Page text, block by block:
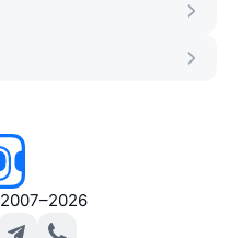
2007–2026